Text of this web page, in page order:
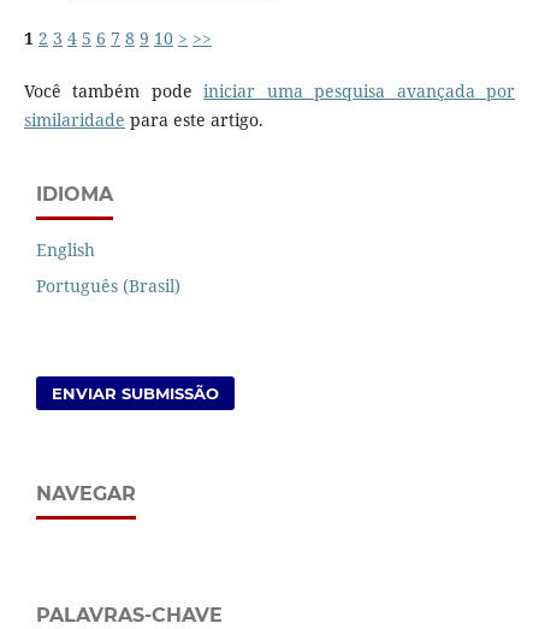
1 2 3 4 5 6 7 8 9 10 > >>
Você também podeiniciar uma pesquisa avançada por
similaridade para este artigo.
IDIOMA
English
Português (Brasil)
ENVIAR SUBMISSÃO
NAVEGAR
PALAVRAS-CHAVE